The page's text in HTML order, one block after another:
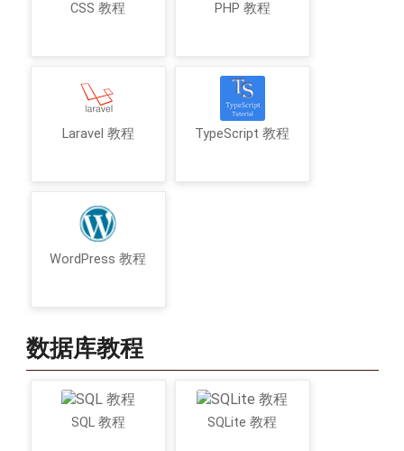
CSS 教程 PHP 教程
Laravel 教程 TypeScript 教程
WordPress 教程
数据库教程
SQL 教程 SQLite 教程